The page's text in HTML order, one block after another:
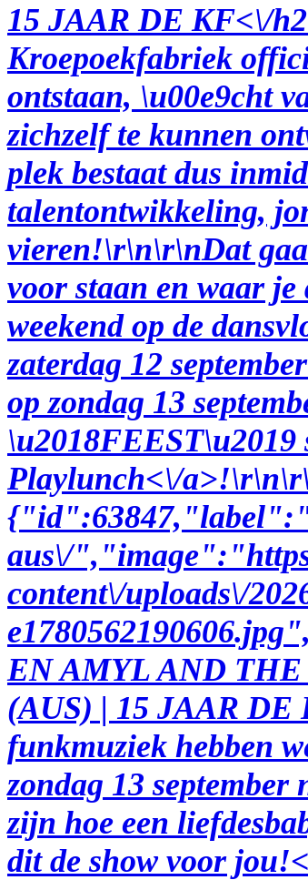
15 JAAR DE KF<\/
Kroepoekfabriek
ontstaan, \u00e9cht
zichzelf te kunnen
plek bestaat dus
talentontwikkeling,
vieren!\r\n\r\nDat
voor staan en waar je
weekend op de
zaterdag 12
op zondag 13
Playlunch<\/
aus\/
content\/uploads\/
EN AMYL AND
(AUS) | 15 JAAR
funkmuziek hebben
zondag 13
zijn hoe een
dit de show voor